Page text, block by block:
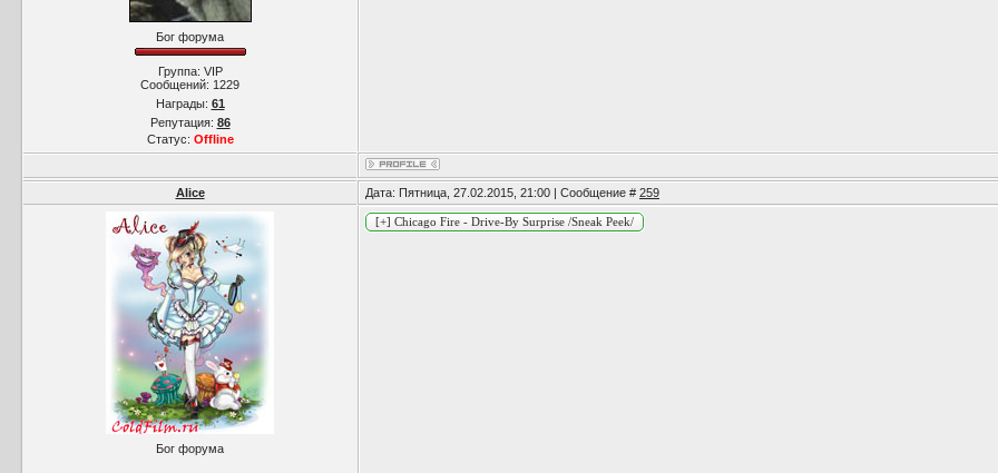
Бог форума
Группа: VIP
Сообщений: 1229
Награды: 61
Репутация: 86
Статус: Offline
Alice Дата: Пятница, 27.02.2015, 21:00 | Сообщение # 259
Бог форума